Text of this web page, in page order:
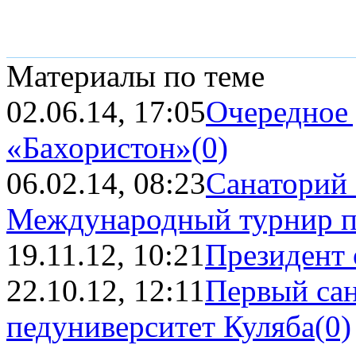
Материалы по теме
02.06.14, 17:05Очередное
«Бахористон»(0)
06.02.14, 08:23Санаторий
Международный турнир
19.11.12, 10:21
22.10.12, 12:11Первый
педуниверситет Куляба(0)